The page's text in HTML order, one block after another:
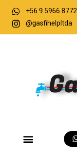
+56 9 5966 8772
@gasfihelpltda